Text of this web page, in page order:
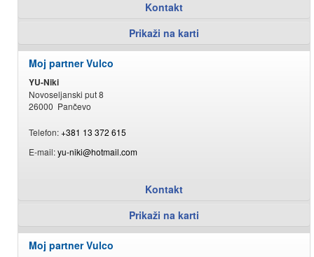
Kontakt
Prikaži na karti
Moj partner Vulco
YU-Niki
Novoseljanski put 8
26000 Pančevo
Telefon:+381 13 372 615
E-mail:yu-niki@hotmail.com
Kontakt
Prikaži na karti
Moj partner Vulco